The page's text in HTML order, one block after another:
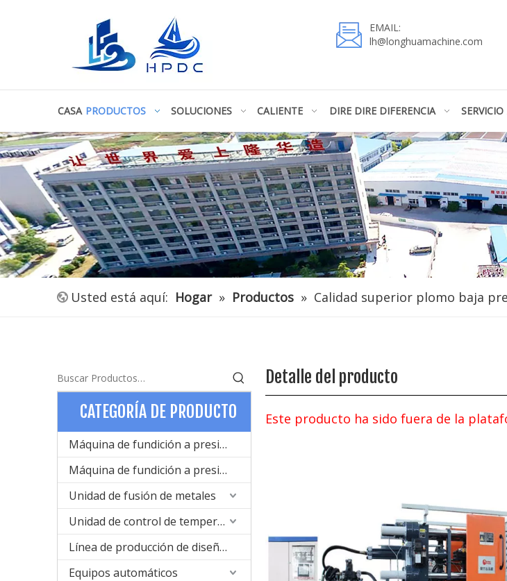
EMAIL:
lh@longhuamachine.com
CASA PRODUCTOS SOLUCIONES CALIENTE DIRE DIRE DIFERENCIA SERVICIO
Usted está aquí: Hogar » Productos » Calidad superior plomo baja
CATEGORÍA DE PRODUCTO
Máquina de fundición a presión de cámara fría para metal
Máquina de fundición a presión de cámara caliente para metal
Unidad de fusión de metales
Unidad de control de temperatura
Línea de producción de diseño de moldes y fundición a presión
Equipos automáticos
Detalle del producto
Este producto ha sido fuera de la